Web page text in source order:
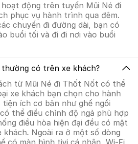
động trên tuyến Mũi Né đi
phục vụ hành trình qua đêm.
chuyến đi đường dài, bạn có
buổi tối và đi đi nơi vào buổi
có trên xe khách?
từ Mũi Né đi Thốt Nốt có thể
xe khách bạn chọn cho hành
ích cơ bản như ghế ngồi
thể điều chỉnh độ ngả phù hợp
điều hòa hiện đại đều có mặt
Ngoài ra ở một số dòng
có màn hình tivi cá nhân, Wi-Fi,